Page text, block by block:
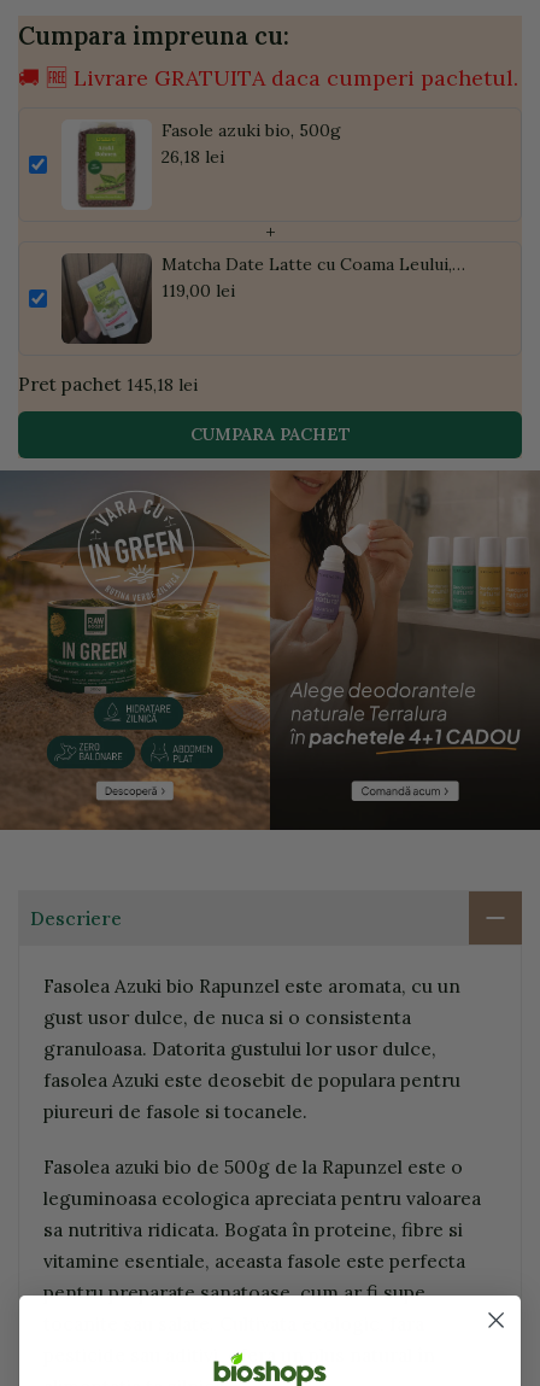
Cumpara impreuna cu:
🚚 🆓 Livrare GRATUITA daca cumperi pachetul.
Fasole azuki bio, 500g
26,18 lei
+
Matcha Date Latte cu Coama Leului,
Pudră de Curmale și Ghimbir, ECO, 300g
119,00 lei
Pret pachet 145,18 lei
CUMPARA PACHET
Descriere
Fasolea Azuki bio Rapunzel este aromata, cu un
gust usor dulce, de nuca si o consistenta
granuloasa. Datorita gustului lor usor dulce,
fasolea Azuki este deosebit de populara pentru
piureuri de fasole si tocanele.
Fasolea azuki bio de 500g de la Rapunzel este o
leguminoasa ecologica apreciata pentru valoarea
sa nutritiva ridicata. Bogata în proteine, fibre si
vitamine esentiale, aceasta fasole este perfecta
pentru preparate sanatoase, cum ar fi supe,
pesticide sau aditivi, ofera un plus natural în